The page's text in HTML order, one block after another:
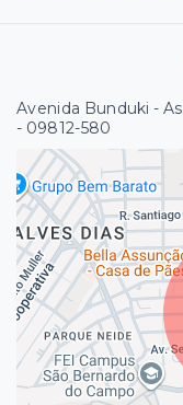
Avenida Bunduki -
- 09812-580